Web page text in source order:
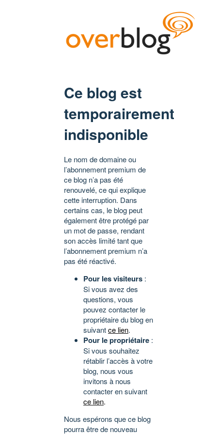
Ce blog est
temporairement
indisponible
Le nom de domaine ou
l’abonnement premium de
ce blog n’a pas été
renouvelé, ce qui explique
cette interruption. Dans
certains cas, le blog peut
également être protégé par
un mot de passe, rendant
son accès limité tant que
l’abonnement premium n’a
pas été réactivé.
Pour les visiteurs :
Si vous avez des
questions, vous
pouvez contacter le
propriétaire du blog en
suivantce lien.
Pour le propriétaire :
Si vous souhaitez
rétablir l’accès à votre
blog, nous vous
invitons à nous
contacter en suivant
ce lien.
Nous espérons que ce blog
pourra être de nouveau